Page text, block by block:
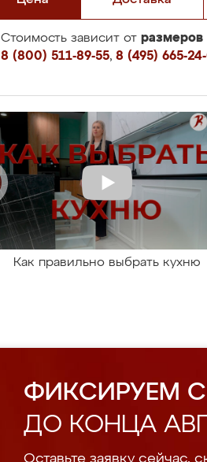
Стоимость зависит от размеров
8 (800) 511-89-55, 8 (495) 665-
Как правильно выбрать кухню
ФИКСИРУЕМ
ДО КОНЦА
Оставьте заявку сейчас,